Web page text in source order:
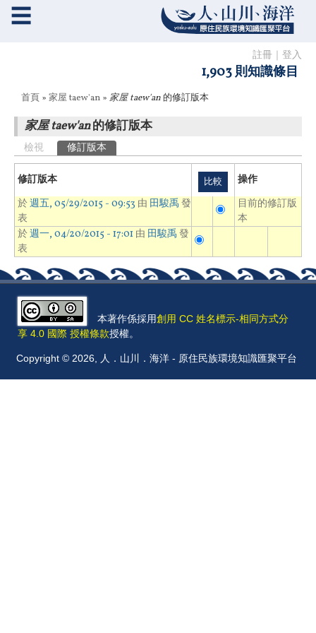
註冊 登入
1,903 則知識條目
☰
您在這裡
首頁 » 家屋 taew'an » 家屋 taew'an的修訂版本
家屋 taew'an的修訂版本
主要索引標籤
檢視 修訂版本
修訂版本
操作
於週五, 05/29/2015 - 09:53 由 田駿禹 發
表
目前的修訂版
本
於週一, 04/20/2015 - 17:01 由 田駿禹 發
表
本著作係採用創用 CC 姓名標示-相同方式分
享 4.0 國際 授權條款授權。
Copyright © 2026, 人．山川．海洋 - 原住民族環境知識匯聚平台